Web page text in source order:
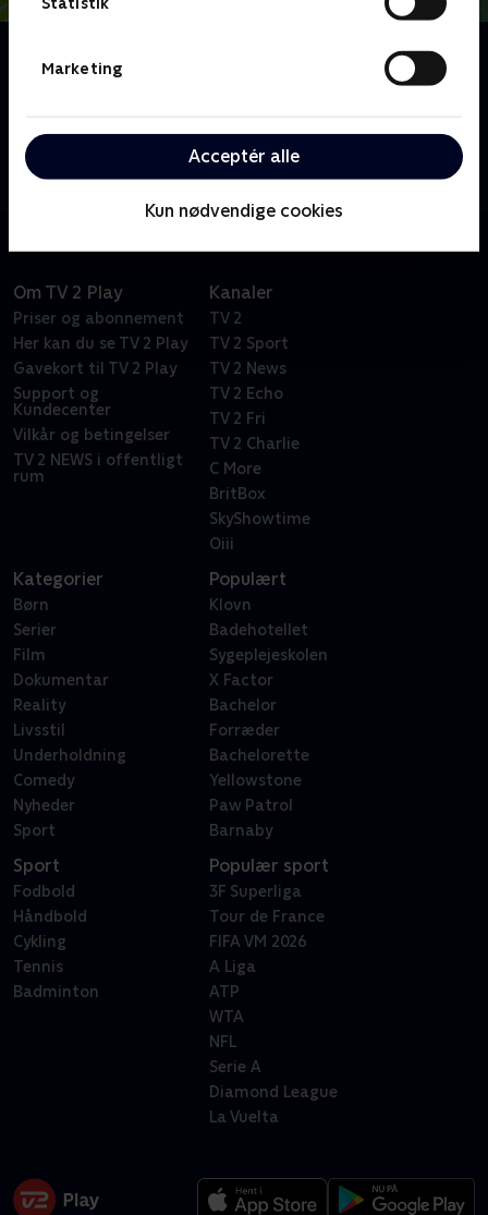
Marketing
Acceptér alle
Kun nødvendige cookies
Den elskede 90'er-tegnefilm Rollinger er tilbage i en
babyer, imens de udforsker den store verden
omkring dem. Tommy Pickles leder flokken rundt i en
fantastisk og fantasifuld verden i knæhøjde.
Om TV 2 Play
Priser og abonnement
Her kan du se TV 2 Play
Gavekort til TV 2 Play
Support og
Kundecenter
Vilkår og betingelser
TV 2 NEWS i offentligt
rum
Kanaler
TV 2
TV 2 Sport
TV 2 News
TV 2 Echo
TV 2 Fri
TV 2 Charlie
C More
BritBox
SkyShowtime
Oiii
Kategorier
Børn
Serier
Film
Dokumentar
Reality
Livsstil
Underholdning
Comedy
Nyheder
Sport
Populært
Klovn
Badehotellet
Sygeplejeskolen
X Factor
Bachelor
Forræder
Bachelorette
Yellowstone
Paw Patrol
Barnaby
Sport
Fodbold
Håndbold
Cykling
Tennis
Badminton
Populær sport
3F Superliga
Tour de France
FIFA VM 2026
A Liga
ATP
WTA
NFL
Serie A
Diamond League
La Vuelta